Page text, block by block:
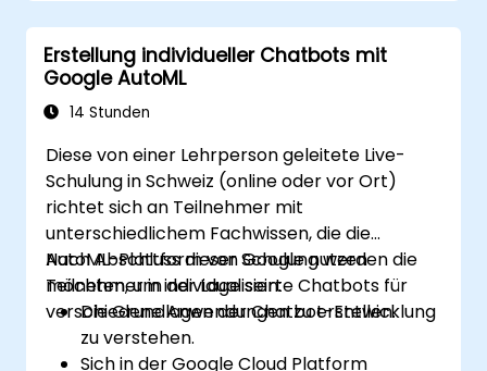
unüberwachten Lernens (Clustering und
Anomalieerkennung) sowie fortschrittlicher
neuronalen Netzwerkarchitekturen
behandelt. Der Kurs untersucht bewährte
Apache Spark MLlib und Jupyter-Notebooks
zur praktischen KI-Entwicklung. Er unterstützt
Fachkräfte dabei, praktische ML-Modelle zu
implementieren, die Grenzen von
Algorithmen zu bewerten und angewandte
Projekte zur Lösung realer Probleme
abzuschließen.
Erstellung individueller Chatbots mit
Google AutoML
14 Stunden
Diese von einer Lehrperson geleitete Live-
Schulung in Schweiz (online oder vor Ort)
richtet sich an Teilnehmer mit
unterschiedlichem Fachwissen, die die
AutoML-Plattform von Google nutzen
möchten, um individualisierte Chatbots für
verschiedene Anwendungen zu erstellen.
Nach Abschluss dieser Schulung werden die
Teilnehmer in der Lage sein:
Die Grundlagen der Chatbot-Entwicklung
zu verstehen.
Sich in der Google Cloud Platform